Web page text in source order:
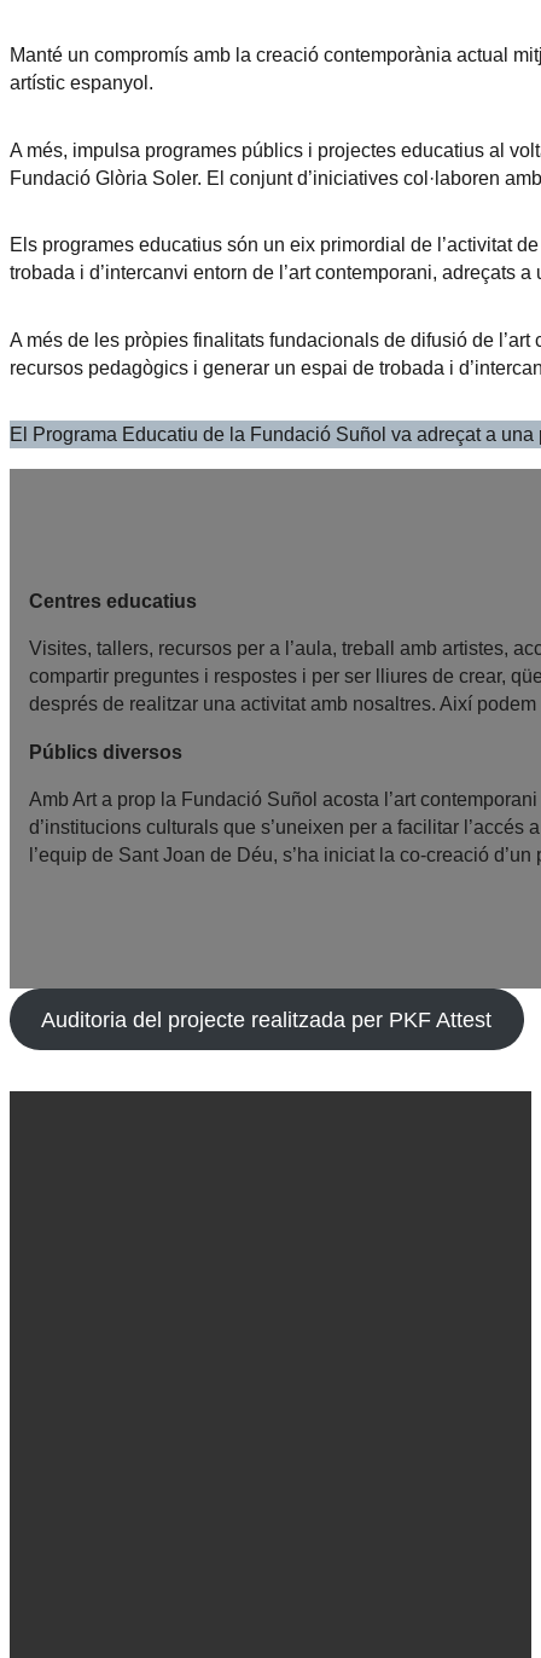
Manté un compromís amb la creació contemporània actual
artístic espanyol.
A més, impulsa programes públics i projectes educatius al
Fundació Glòria Soler. El conjunt d’iniciatives col·laboren
Els programes educatius són un eix primordial de l’activitat
trobada i d’intercanvi entorn de l’art contemporani, adreçats
A més de les pròpies finalitats fundacionals de difusió de
recursos pedagògics i generar un espai de trobada i
El Programa Educatiu de la Fundació Suñol va adreçat a
Centres educatius
Visites, tallers, recursos per a l’aula, treball amb artistes,
compartir preguntes i respostes i per ser lliures de crear,
després de realitzar una activitat amb nosaltres. Així
Públics diversos
Amb Art a prop la Fundació Suñol acosta l’art
d’institucions culturals que s’uneixen per a facilitar
l’equip de Sant Joan de Déu, s’ha iniciat la co-creació
Auditoria del projecte realitzada per PKF Attest